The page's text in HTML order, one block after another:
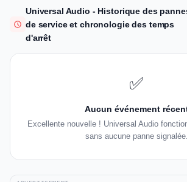
Universal Audio - Historique des
de service et chronologie des temps
d'arrêt
✅
Aucun événement
Excellente nouvelle ! Universal Audio
sans aucune panne signalée.